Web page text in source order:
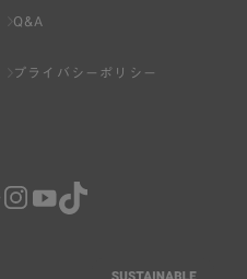
Q&A
プライバシーポリシー